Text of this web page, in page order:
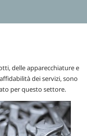
delle apparecchiature e
dei servizi, sono
per questo settore.